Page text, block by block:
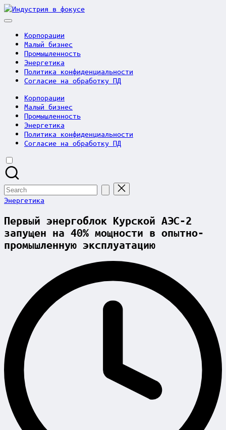
Skip
to
Индустрия
Корпорации
Малый бизнес
Промышленность
Энергетика
Политика конфиденциальности
Согласие на обработку ПД
Корпорации
Малый бизнес
Промышленность
Энергетика
Политика конфиденциальности
Согласие на обработку ПД
Search
for:
Posted
Энергетика
Первый энергоблок Курской АЭС-2
запущен на 40% мощности в опытно-
промышленную эксплуатацию